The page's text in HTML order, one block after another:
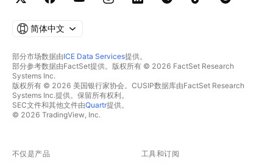
简体中文
部分市场数据由ICE Data Services提供。
部分参考数据由FactSet提供。版权所有 © 2026 FactSet Research
Systems Inc.
版权所有 © 2026 美国银行家协会。CUSIP数据库由FactSet Research
Systems Inc.提供。保留所有权利。
SEC文件和其他文件由Quartr提供。
© 2026 TradingView, Inc.
不仅是产品 工具和订阅